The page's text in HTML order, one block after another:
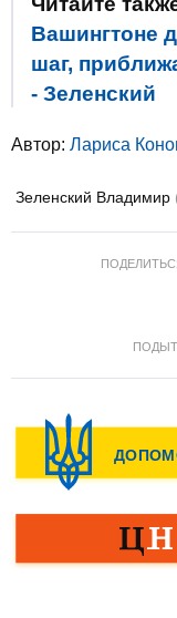
Вашингтоне
шаг,
- Зеленский
Автор: Лариса
Зеленский Владимир